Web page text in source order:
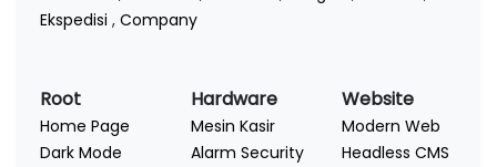
Ekspedisi , Company
Root
Home Page
Dark Mode
Hardware
Mesin Kasir
Alarm Security
Website
Modern Web
Headless CMS